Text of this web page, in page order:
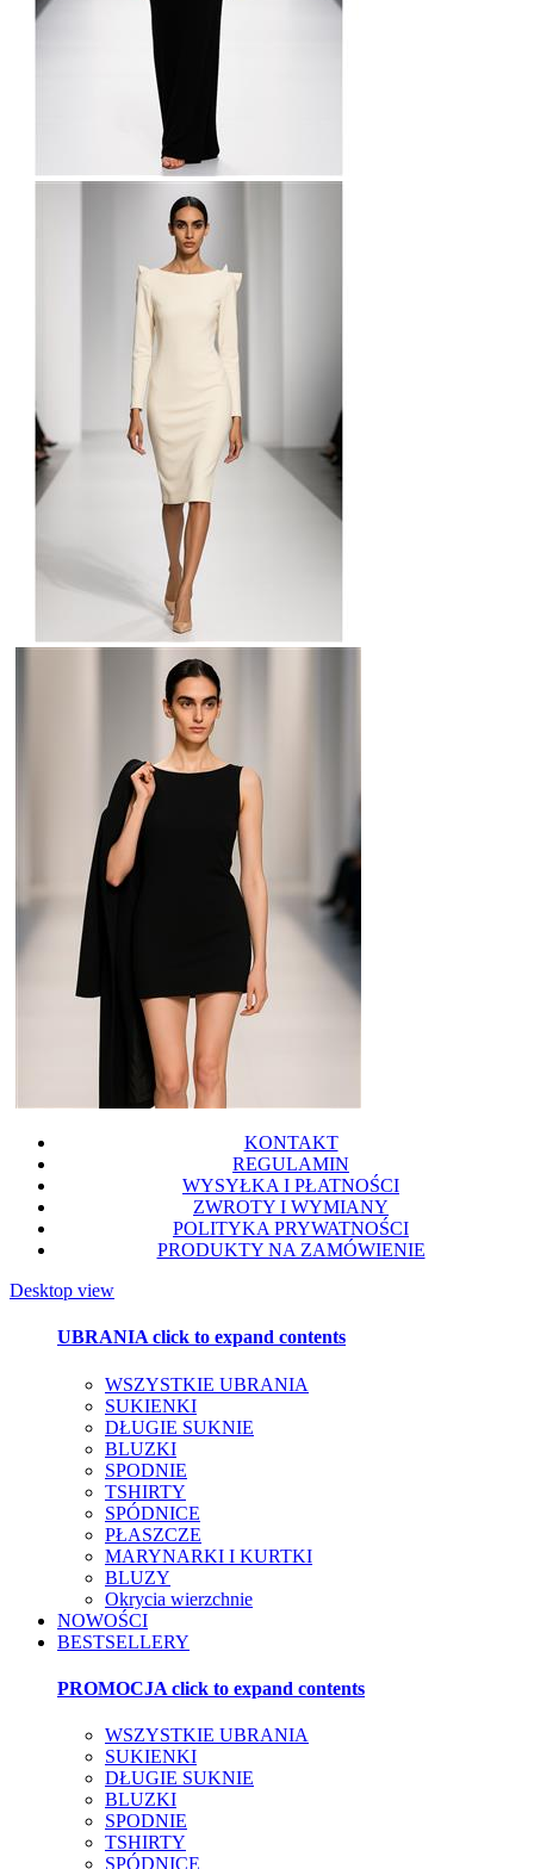
KONTAKT
REGULAMIN
WYSYŁKA I PŁATNOŚCI
ZWROTY I WYMIANY
POLITYKA PRYWATNOŚCI
PRODUKTY NA ZAMÓWIENIE
Desktop view
UBRANIAclick to expand contents
WSZYSTKIE UBRANIA
SUKIENKI
DŁUGIE SUKNIE
BLUZKI
SPODNIE
TSHIRTY
SPÓDNICE
PŁASZCZE
MARYNARKI I KURTKI
BLUZY
Okrycia wierzchnie
NOWOŚCI
BESTSELLERY
PROMOCJA click to expand contents
WSZYSTKIE UBRANIA
SUKIENKI
DŁUGIE SUKNIE
BLUZKI
SPODNIE
TSHIRTY
SPÓDNICE